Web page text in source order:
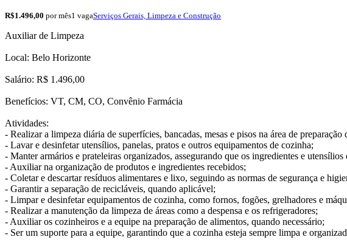
R$1.496,00 por mês1 vagaServiços Gerais, Limpeza e Construção
Auxiliar de Limpeza
Local: Belo Horizonte
Salário: R$ 1.496,00
Benefícios: VT, CM, CO, Convênio Farmácia
Atividades:
- Realizar a limpeza diária de superfícies, bancadas, mesas e pisos na área de preparação
- Lavar e desinfetar utensílios, panelas, pratos e outros equipamentos de cozinha;
- Manter armários e prateleiras organizados, assegurando que os ingredientes e utensílios
- Auxiliar na organização de produtos e ingredientes recebidos;
- Coletar e descartar resíduos alimentares e lixo, seguindo as normas de segurança e
- Garantir a separação de recicláveis, quando aplicável;
- Limpar e desinfetar equipamentos de cozinha, como fornos, fogões, grelhadores e
- Realizar a manutenção da limpeza de áreas como a despensa e os refrigeradores;
- Auxiliar os cozinheiros e a equipe na preparação de alimentos, quando necessário;
- Ser um suporte para a equipe, garantindo que a cozinha esteja sempre limpa e